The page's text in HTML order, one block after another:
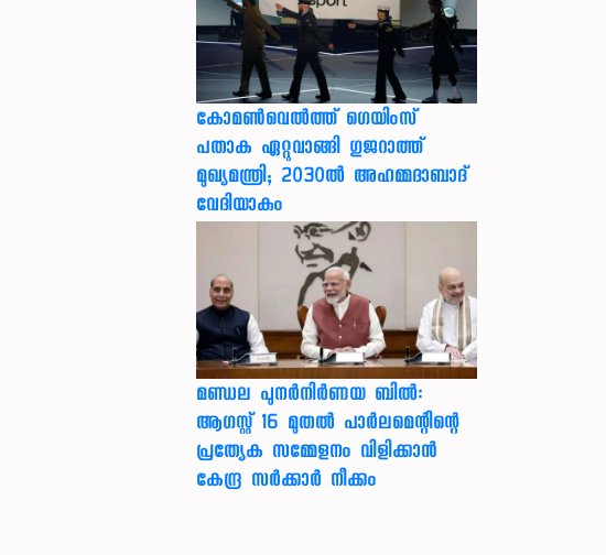
കോമൺവെൽത്ത് ഗെയിംസ്
പതാക ഏറ്റുവാങ്ങി ഗുജറാത്ത്
മുഖ്യമന്ത്രി; 2030ൽ അഹമ്മദാബാദ്
വേദിയാകും
മണ്ഡല പുനർനിർണയ ബിൽ:
ആഗസ്റ്റ് 16 മുതൽ പാർലമെന്റിന്റെ
പ്രത്യേക സമ്മേളനം വിളിക്കാൻ
കേന്ദ്ര സർക്കാർ നീക്കം